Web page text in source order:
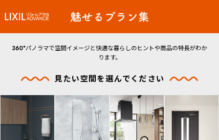
360°パノラマで空間イメージと快適な暮らしのヒントや商品の特長がわか
ります。
見たい空間を選んでください